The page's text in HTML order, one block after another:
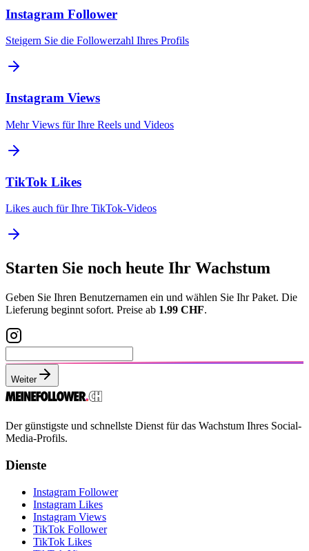
Instagram Follower
Steigern Sie die Followerzahl Ihres Profils
Instagram Views
Mehr Views für Ihre Reels und Videos
TikTok Likes
Likes auch für Ihre TikTok-Videos
Starten Sie noch heute Ihr Wachstum
Geben Sie Ihren Benutzernamen ein und wählen Sie Ihr Paket. Die
Lieferung beginnt sofort. Preise ab 1.99 CHF.
Weiter
Der günstigste und schnellste Dienst für das Wachstum Ihres Social-
Media-Profils.
Dienste
Instagram Follower
Instagram Likes
Instagram Views
TikTok Follower
TikTok Likes